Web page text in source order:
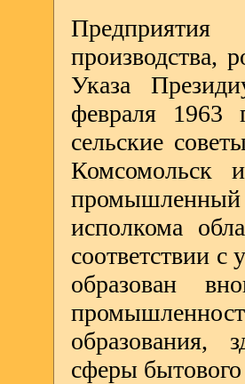
производства,
Указа
февраля 1963
сельские
Комсомольск
исполкома
соответствии
образован
образования,
сферы